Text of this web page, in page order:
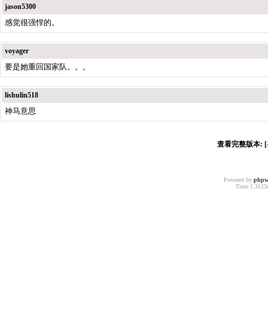
jason5300
感觉很强悍的。
voyager
要是她重回国家队。。。
lishulin518
神马意思
查看完整版本:
Powered by
Time